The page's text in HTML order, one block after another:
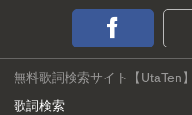
無料歌詞検索サイト【UtaTen】
歌詞検索